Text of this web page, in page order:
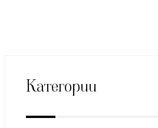
Категории